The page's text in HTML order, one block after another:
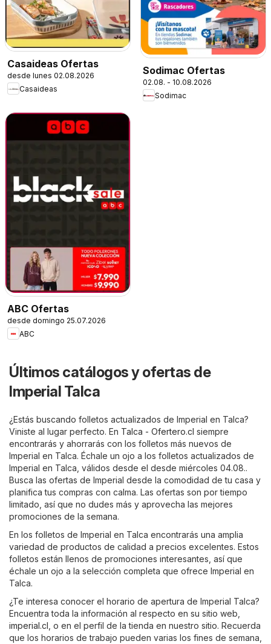
Casaideas Ofertas
desde lunes 02.08.2026
Casaideas
Sodimac Ofertas
02.08. - 10.08.2026
Sodimac
ABC Ofertas
desde domingo 25.07.2026
ABC
Últimos catálogos y ofertas de
Imperial Talca
¿Estás buscando folletos actualizados de Imperial en Talca?
Viniste al lugar perfecto. En Talca - Ofertero.cl siempre
encontrarás y ahorrarás con los folletos más nuevos de
Imperial en Talca. Échale un ojo a los folletos actualizados de
Imperial en Talca, válidos desde el desde miércoles 04.08..
Busca las ofertas de Imperial desde la comodidad de tu casa y
planifica tus compras con calma. Las ofertas son por tiempo
limitado, así que no dudes más y aprovecha las mejores
promociones de la semana.
En los folletos de Imperial en Talca encontrarás una amplia
variedad de productos de calidad a precios excelentes. Estos
folletos están llenos de promociones interesantes, así que
échale un ojo a la selección completa que ofrece Imperial en
Talca.
¿Te interesa conocer el horario de apertura de Imperial Talca?
Encuentra toda la información al respecto en su sitio web,
imperial.cl , o en el perfil de la tienda en nuestro sitio. Recuerda
que los horarios de trabajo pueden varias los fines de semana,